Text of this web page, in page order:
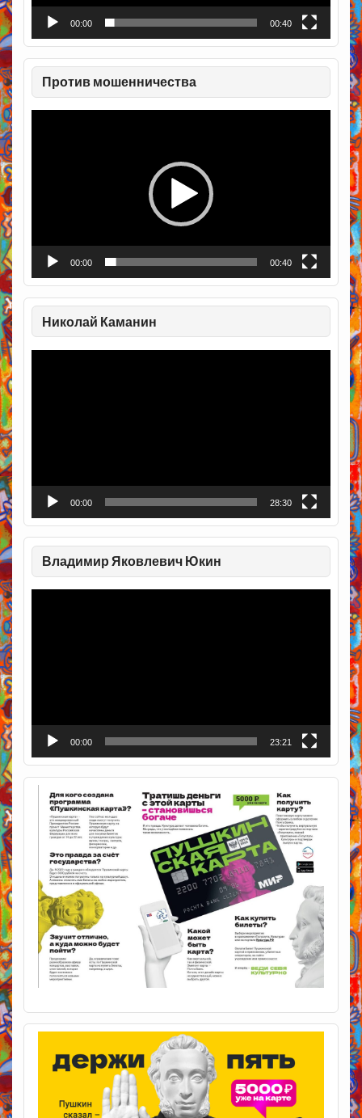
00:00 00:40
Против мошенничества
Видеоплеер
00:00 00:40
Николай Каманин
Видеоплеер
00:00 28:30
Владимир Яковлевич Юкин
Видеоплеер
00:00 23:21